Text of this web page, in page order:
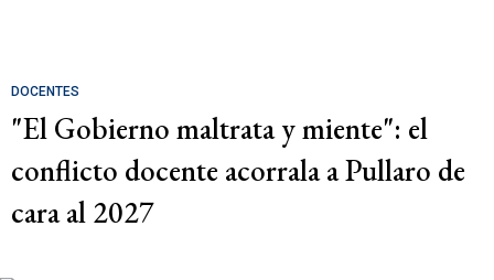
DOCENTES
"El Gobierno maltrata y miente": el
conflicto docente acorrala a Pullaro de
cara al 2027